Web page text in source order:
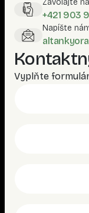
Zavolajte
+421 903
Napíšte
Vyplňte